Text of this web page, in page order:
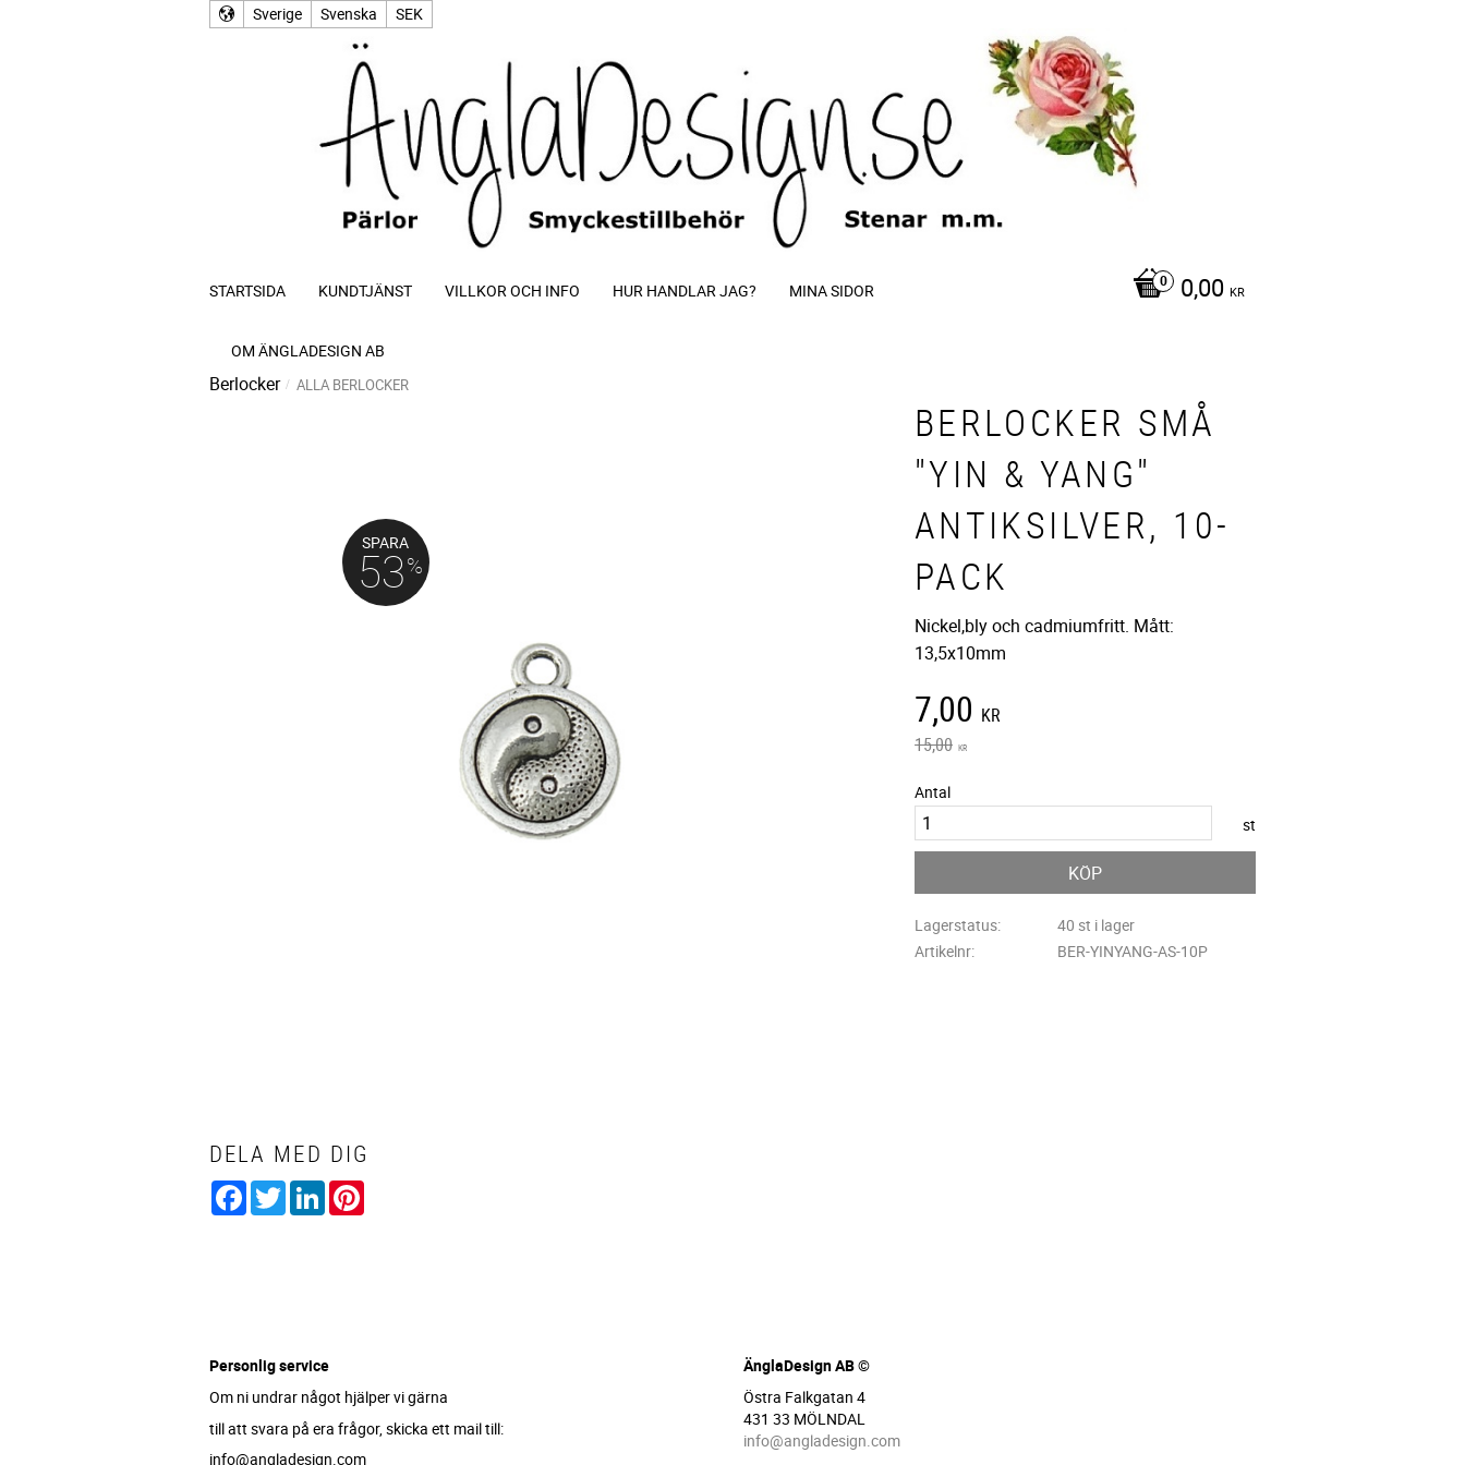
Sverige Svenska SEK
0,00 KR
STARTSIDA KUNDTJÄNST VILLKOR OCH INFO HUR HANDLAR JAG? MINA SIDOR
OM ÄNGLADESIGN AB
Berlocker ALLA BERLOCKER
BERLOCKER SMÅ
"YIN & YANG"
ANTIKSILVER, 10-
PACK
Nickel,bly och cadmiumfritt. Mått:
13,5x10mm
SPARA
53%
Nedsatt pris:
7,00 KR
Ordinarie pris:
15,00 KR
Antal
st
KÖP
Lagerstatus
40 st i lager
Artikelnr
BER-YINYANG-AS-10P
DELA MED DIG
Facebook
TwitterLinkedIn
Personlig service
Om ni undrar något hjälper vi gärna
till att svara på era frågor, skicka ett mail till:
info@angladesign.com
ÄnglaDesign AB ©
Östra Falkgatan 4
431 33 MÖLNDAL
info@angladesign.com